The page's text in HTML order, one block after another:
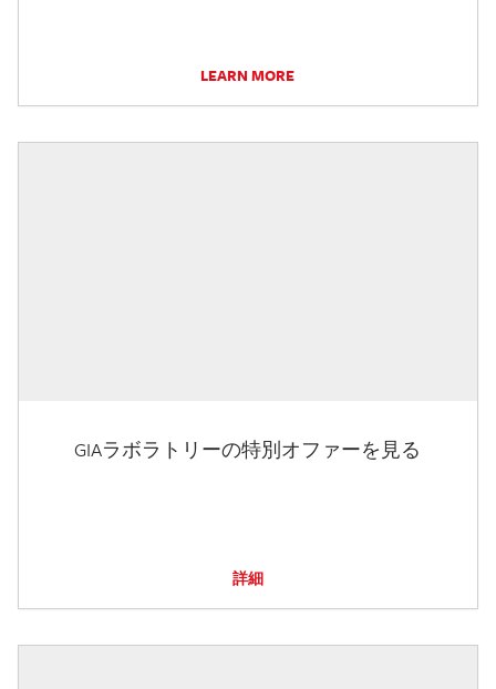
LEARN MORE
GIAラボラトリーの特別オファーを見る
詳細